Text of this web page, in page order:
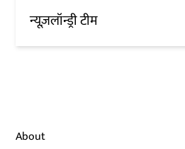
न्यूज़लॉन्ड्री टीम
About